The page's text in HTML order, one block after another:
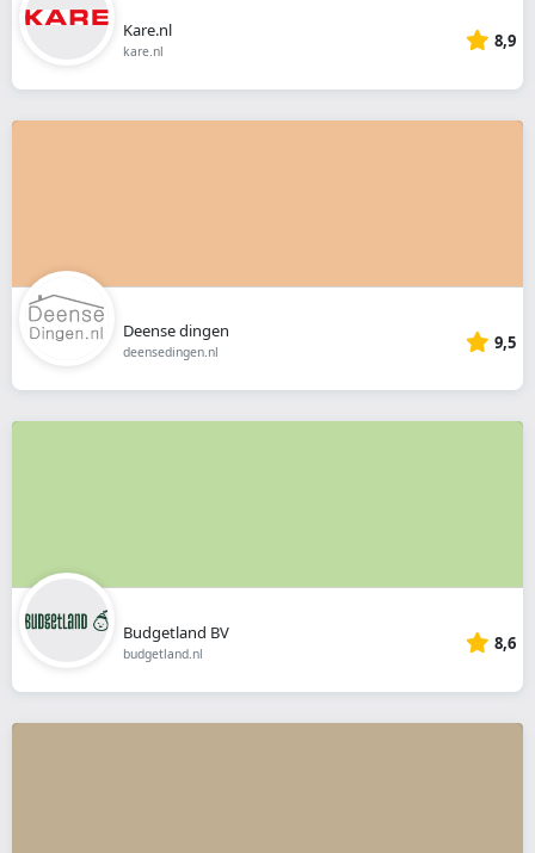
Kare.nl
kare.nl 8,9
Deense dingen
deensedingen.nl 9,5
Budgetland BV
budgetland.nl 8,6